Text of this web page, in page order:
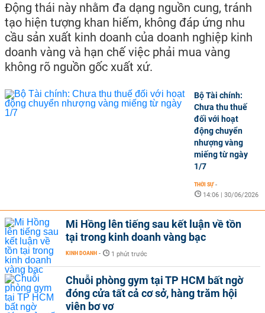
Động thái này nhằm đa dạng nguồn cung, tránh
tạo hiện tượng khan hiếm, không đáp ứng nhu
cầu sản xuất kinh doanh của doanh nghiệp kinh
doanh vàng và hạn chế việc phải mua vàng
không rõ nguồn gốc xuất xứ.
Bộ Tài chính:
Chưa thu thuế
đối với hoạt
động chuyển
nhượng vàng
miếng từ ngày
1/7
THỜI SỰ -
14:06 | 30/06/2026
Mi Hồng lên tiếng sau kết luận về tồn
tại trong kinh doanh vàng bạc
KINH DOANH - 1 phút trước
Chuỗi phòng gym tại TP HCM bất ngờ
đóng cửa tất cả cơ sở, hàng trăm hội
viên bơ vơ